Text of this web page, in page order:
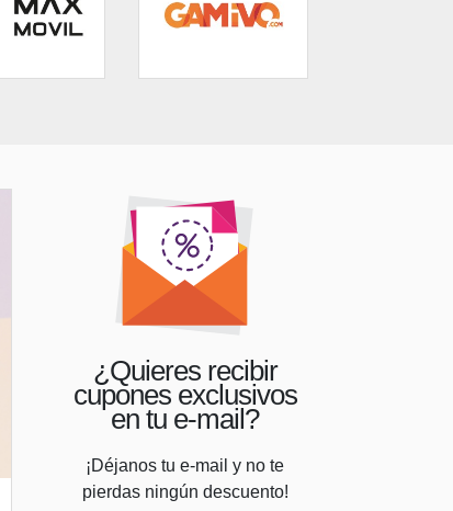
¿Quieres recibir
cupones exclusivos
en tu e-mail?
¡Déjanos tu e-mail y no te
pierdas ningún descuento!